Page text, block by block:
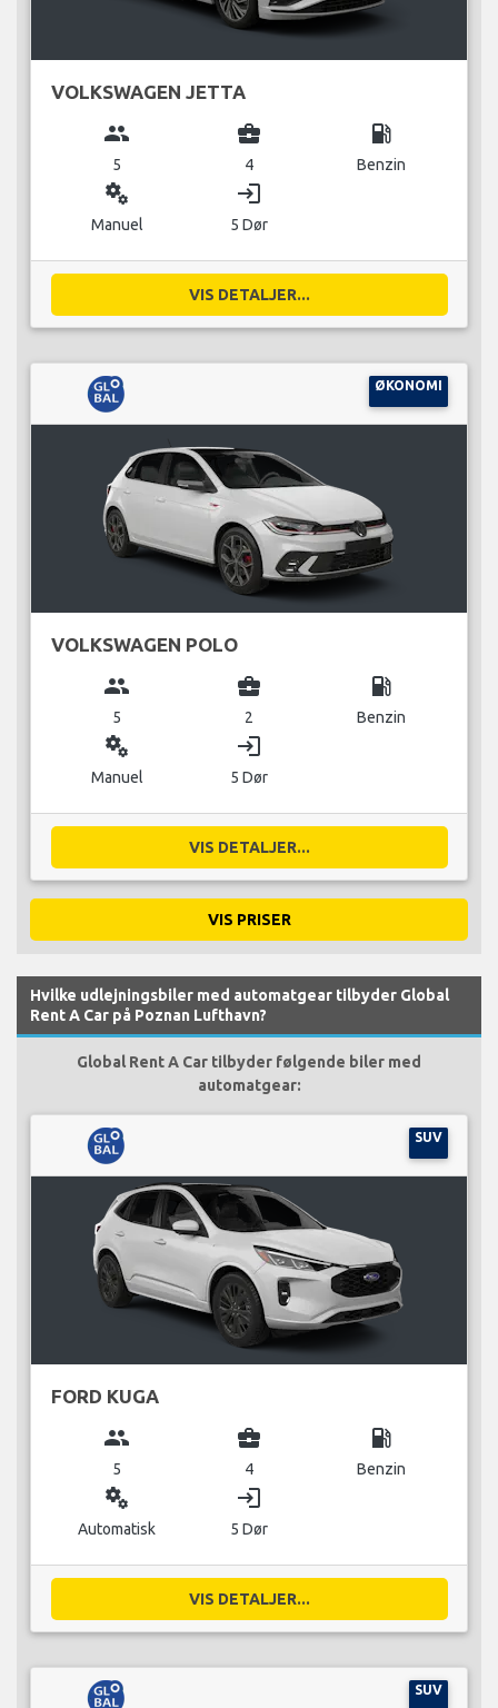
VOLKSWAGEN JETTA
group
5
business_center
4
local_gas_station
Benzin
miscellaneous_services
Manuel
login
5 Dør
VIS DETALJER...
ØKONOMI
VOLKSWAGEN POLO
group
5
business_center
2
local_gas_station
Benzin
miscellaneous_services
Manuel
login
5 Dør
VIS DETALJER...
VIS PRISER
Hvilke udlejningsbiler med automatgear tilbyder Global
Rent A Car på Poznan Lufthavn?
Global Rent A Car tilbyder følgende biler med
automatgear:
SUV
FORD KUGA
group
5
business_center
4
local_gas_station
Benzin
miscellaneous_services
Automatisk
login
5 Dør
VIS DETALJER...
SUV